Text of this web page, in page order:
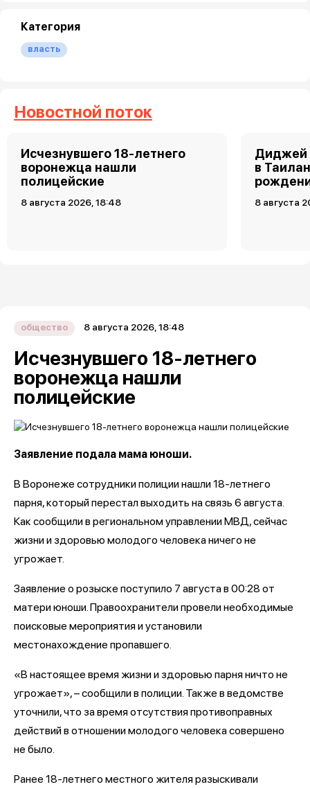
Категория
власть
Новостной поток
Исчезнувшего 18-летнего
воронежца нашли
полицейские
8 августа 2026, 18:48
Диджей
в
8 августа
общество 8 августа 2026, 18:48
Исчезнувшего 18-летнего
воронежца нашли
полицейские
Заявление подала мама юноши.
В Воронеже сотрудники полиции нашли 18-летнего
парня, который перестал выходить на связь 6 августа.
Как сообщили в региональном управлении МВД, сейчас
жизни и здоровью молодого человека ничего не
угрожает.
Заявление о розыске поступило 7 августа в 00:28 от
матери юноши. Правоохранители провели необходимые
поисковые мероприятия и установили
местонахождение пропавшего.
«В настоящее время жизни и здоровью парня ничто не
угрожает», – сообщили в полиции. Также в ведомстве
уточнили, что за время отсутствия противоправных
действий в отношении молодого человека совершено
не было.
Ранее 18-летнего местного жителя разыскивали